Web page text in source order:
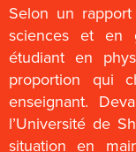
Selon un
sciences et en
étudiant en
proportion qui
enseignant.
l’Université de
situation en